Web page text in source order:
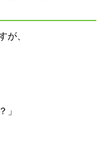
が、
」